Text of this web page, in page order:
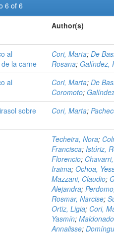
6 of 6
Author(s)
al
la carne
Cori, Marta; De
Rosana; Galíndez,
al
Cori, Marta; De
Coromoto;
sobre
Cori, Marta;
Techeira, Nora;
Francisca; Istúriz,
Florencio;
Iraima; Ochoa,
Mazzani, Claudio;
Alejandra;
Rosmar, Narcise;
Ortiz, Ligia; Cori,
Yasmín;
Annalisse;